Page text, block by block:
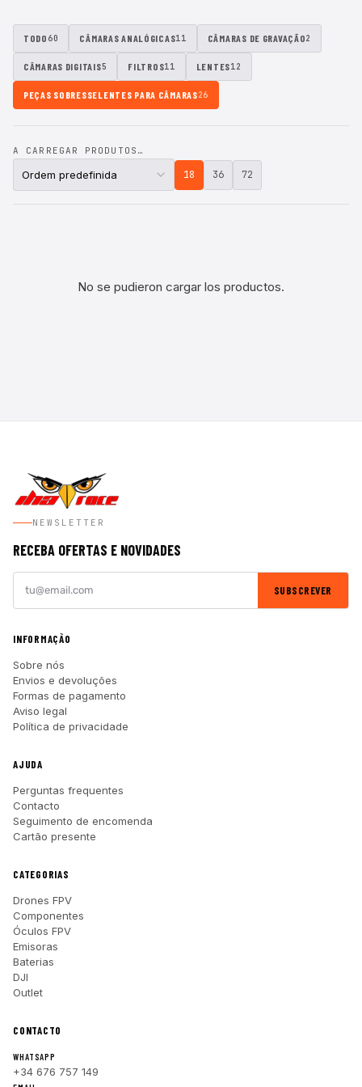
TODO 60 CÂMARAS ANALÓGICAS11 CÂMARAS DE GRAVAÇÃO2
CÂMARAS DIGITAIS5 FILTROS11 LENTES12
PEÇAS SOBRESSELENTES PARA CÂMARAS26
A CARREGAR PRODUTOS…
18 36 72
No se pudieron cargar los productos.
NEWSLETTER
RECEBA OFERTAS E NOVIDADES
SUBSCREVER
INFORMAÇÃO
Sobre nós
Envios e devoluções
Formas de pagamento
Aviso legal
Política de privacidade
AJUDA
Perguntas frequentes
Contacto
Seguimento de encomenda
Cartão presente
CATEGORIAS
Drones FPV
Componentes
Óculos FPV
Emisoras
Baterias
DJI
Outlet
CONTACTO
WHATSAPP
+34 676 757 149